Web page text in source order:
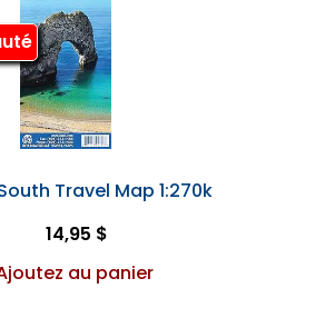
Travel Map 1:270k
14,95 $
au panier